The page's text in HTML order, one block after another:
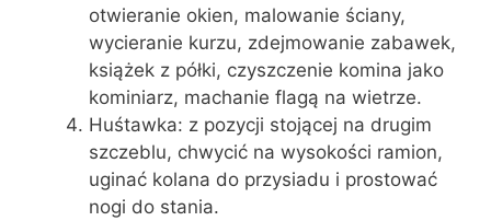
otwieranie okien, malowanie ściany,
wycieranie kurzu, zdejmowanie zabawek,
książek z półki, czyszczenie komina jako
kominiarz, machanie flagą na wietrze.
Huśtawka: z pozycji stojącej na drugim
szczeblu, chwycić na wysokości ramion,
uginać kolana do przysiadu i prostować
nogi do stania.